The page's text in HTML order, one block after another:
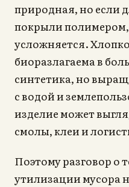
природная, но если
покрыли полимером,
усложняется.
биоразлагаема в
синтетика, но
с водой и
изделие может
смолы, клеи и
Поэтому разговор о
утилизации мусора